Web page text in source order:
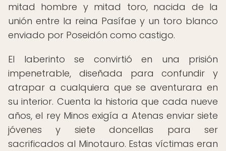
mitad hombre y mitad toro, nacida de la
unión entre la reina Pasífae y un toro blanco
enviado por Poseidón como castigo.
El laberinto se convirtió en una prisión
impenetrable, diseñada para confundir y
atrapar a cualquiera que se aventurara en
su interior. Cuenta la historia que cada nueve
años, el rey Minos exigía a Atenas enviar siete
jóvenes y siete doncellas para ser
sacrificados al Minotauro. Estas víctimas eran